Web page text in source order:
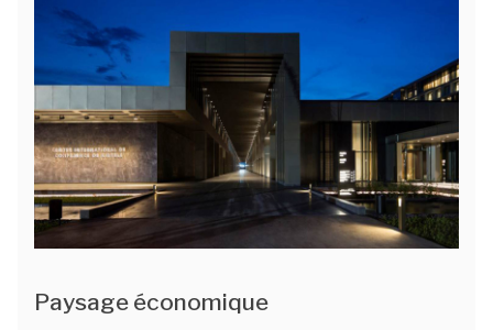
Paysage économique